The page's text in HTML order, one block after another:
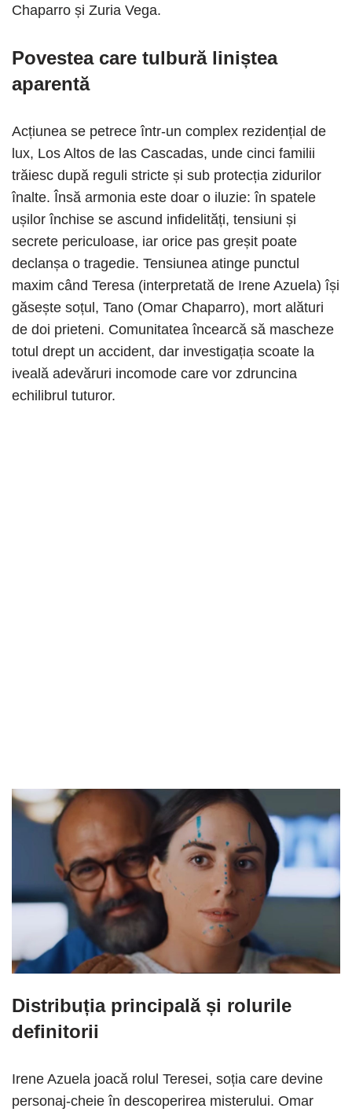
Chaparro și Zuria Vega.
Povestea care tulbură liniștea
aparentă
Acțiunea se petrece într-un complex rezidențial de
lux, Los Altos de las Cascadas, unde cinci familii
trăiesc după reguli stricte și sub protecția zidurilor
înalte. Însă armonia este doar o iluzie: în spatele
ușilor închise se ascund infidelități, tensiuni și
secrete periculoase, iar orice pas greșit poate
declanșa o tragedie. Tensiunea atinge punctul
maxim când Teresa (interpretată de Irene Azuela) își
găsește soțul, Tano (Omar Chaparro), mort alături
de doi prieteni. Comunitatea încearcă să mascheze
totul drept un accident, dar investigația scoate la
iveală adevăruri incomode care vor zdruncina
echilibrul tuturor.
Distribuția principală și rolurile
definitorii
Irene Azuela joacă rolul Teresei, soția care devine
personaj-cheie în descoperirea misterului. Omar